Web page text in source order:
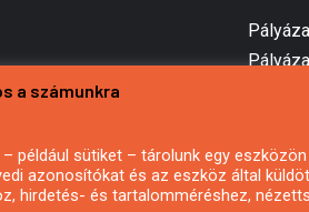
a számunkra
például sütiket – tárolunk egy
azonosítókat és az eszköz által
hirdetés- és tartalomméréshez,